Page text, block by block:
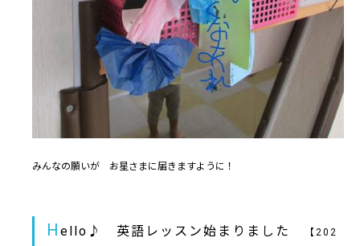
みんなの願いが お星さまに届きますように！
H ello♪ 英語レッスン始まりました
【202